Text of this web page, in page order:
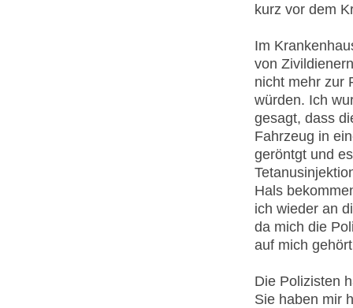
kurz vor dem
Im
von
nicht mehr zur
würden. Ich
gesagt, dass
Fahrzeug in
geröntgt und
Hals
ich wieder an
da mich die
auf mich
Die Polizisten
Sie haben mir